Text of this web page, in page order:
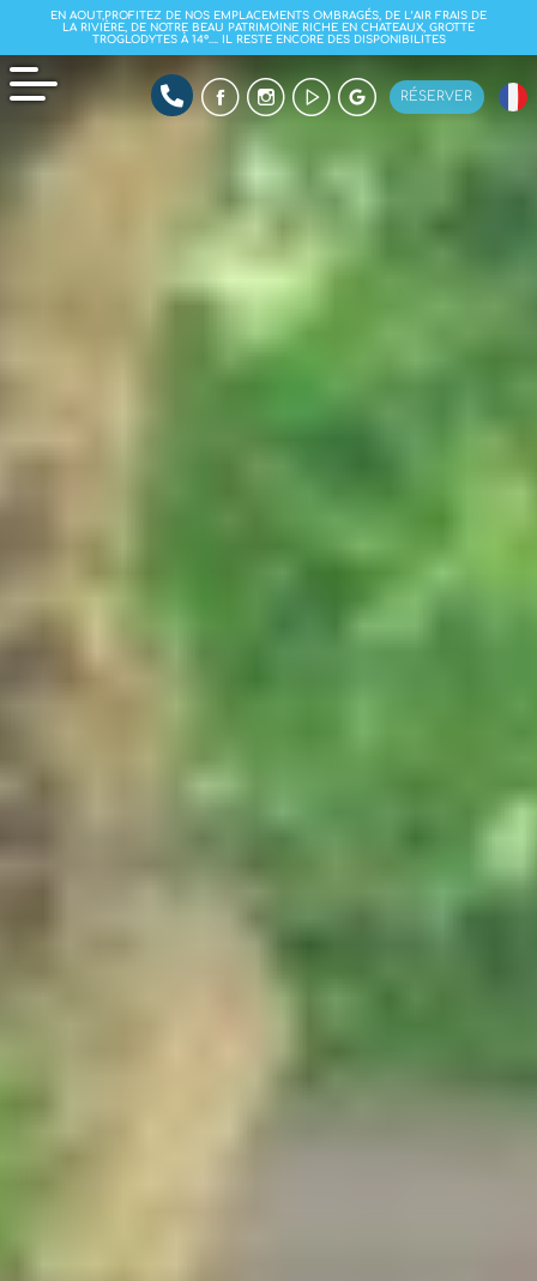
EN AOUT,PROFITEZ DE NOS EMPLACEMENTS OMBRAGÉS, DE L’AIR FRAIS DE
LA RIVIÈRE, DE NOTRE BEAU PATRIMOINE RICHE EN CHATEAUX, GROTTE
TROGLODYTES À 14°…. IL RESTE ENCORE DES DISPONIBILITES
RÉSERVER